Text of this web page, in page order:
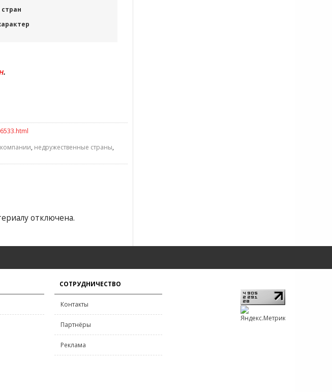
.
, недружественные страны,
отключена.
СОТРУДНИЧЕСТВО
Контакты
Партнёры
Реклама